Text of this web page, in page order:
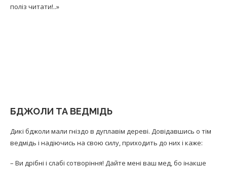
поліз читати!..»
БДЖОЛИ ТА ВЕДМІДЬ
Дикі бджоли мали гніздо в дуплавім дереві. Довідавшись о тім
ведмідь і надіючись на свою силу, приходить до них і каже:
– Ви дрібні і слабі сотворіння! Дайте мені ваш мед, бо інакше